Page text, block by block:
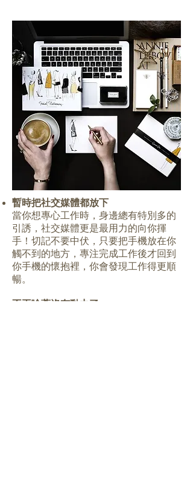
暫時把社交媒體都放下
當你想專心工作時，身邊總有特別多的
引誘，社交媒體更是最用力的向你揮
手！切記不要中伏，只要把手機放在你
觸不到的地方，專注完成工作後才回到
你手機的懷抱裡，你會發現工作得更順
暢。
不再唸著沒有動力了